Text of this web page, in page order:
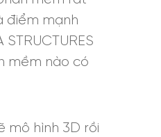
điểm mạnh
STRUCTURES
mềm nào có
mô hình 3D rồi